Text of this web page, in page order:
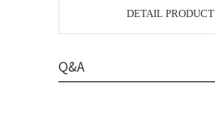
DETAIL PRODUCT
Q&A